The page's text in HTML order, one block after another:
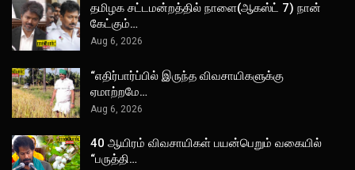
தமிழக சட்டமன்றத்தில் நாளை(ஆகஸ்ட் 7) நான்
கேட்கும்…
Aug 6, 2026
“எதிர்பார்ப்பில் இருந்த விவசாயிகளுக்கு
ஏமாற்றமே…
Aug 6, 2026
40 ஆயிரம் விவசாயிகள் பயன்பெறும் வகையில்
“பருத்தி…